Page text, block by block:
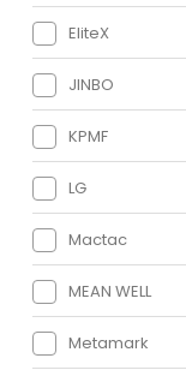
EliteX
JINBO
KPMF
LG
Mactac
MEAN WELL
Metamark